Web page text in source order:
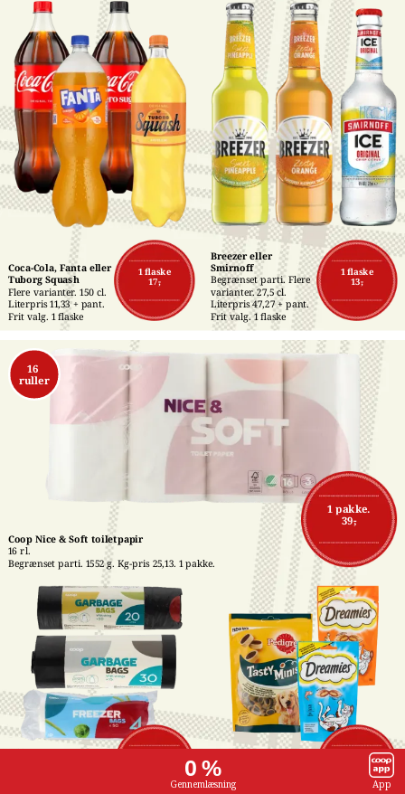
0 %
Gennemlæsning App
1 flaske
17,-
Coca-Cola, Fanta eller
Tuborg Squash
Flere varianter. 150 cl.
Literpris 11,33 + pant.
Frit valg. 1 flaske
1 flaske
13,-
Breezer eller
Smirnoff
Begrænset parti. Flere
varianter. 27,5 cl.
Literpris 47,27 + pant.
Frit valg. 1 flaske
16
ruller
1 pakke.
39,-
Coop Nice & Soft toiletpapir
16 rl.
Begrænset parti. 1552 g. Kg-pris 25,13. 1 pakke.
Affaldsposer med Pedigree- eller
Dreamies snacks
Flere varianter. 60-140
g. Kg-pris maks.